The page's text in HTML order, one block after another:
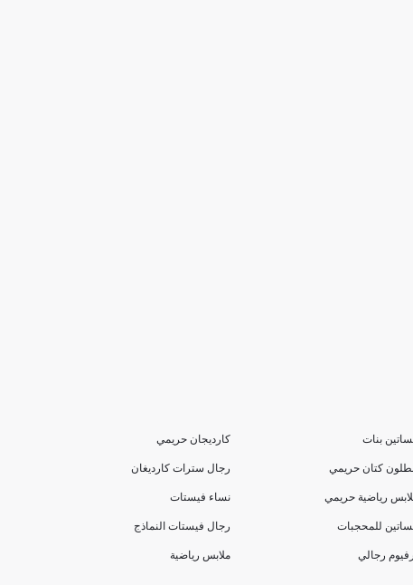
بنات
كتان حريمي
رياضية حريمي
للمحجبات
رجالي
كارديجان حريمي
رجال سترات كارديغان
نساء فيستات
رجال فيستات النماذج
ملابس رياضية